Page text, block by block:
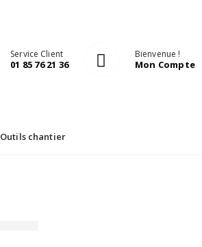
Service Client
01 85 76 21 36
Bienvenue !
Mon Compte
Outils chantier